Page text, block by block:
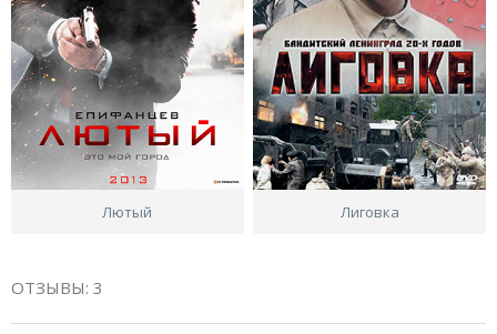
Лютый Лиговка
ОТЗЫВЫ: 3